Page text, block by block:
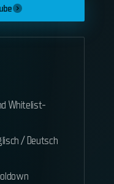
Whitelist-
/ Deutsch